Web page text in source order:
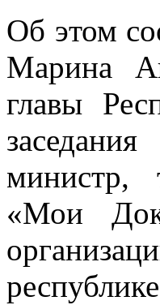
Об этом
Марина
главы
министр,
«Мои